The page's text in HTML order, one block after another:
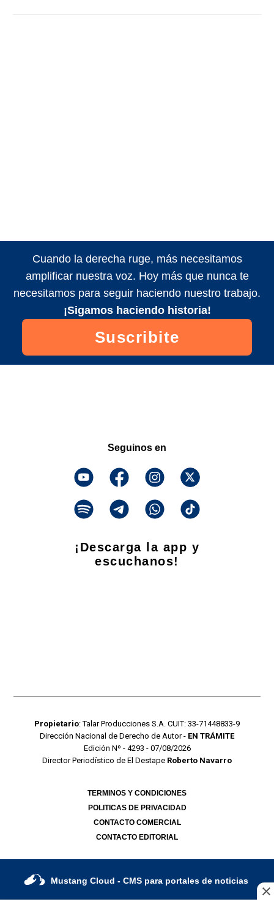
Cuando la derecha ruge, más necesitamos
amplificar nuestra voz. Hoy más que nunca te
necesitamos para seguir haciendo nuestro trabajo.
¡Sigamos haciendo historia!
Suscribite
Seguinos en
¡Descarga la app y
escuchanos!
Propietario: Talar Producciones S.A. CUIT: 33-71448833-9
Dirección Nacional de Derecho de Autor - EN TRÁMITE
Edición Nº - 4293 - 07/08/2026
Director Periodístico de El Destape Roberto Navarro
TERMINOS Y CONDICIONES
POLITICAS DE PRIVACIDAD
CONTACTO COMERCIAL
CONTACTO EDITORIAL
Mustang Cloud - CMS para portales de noticias